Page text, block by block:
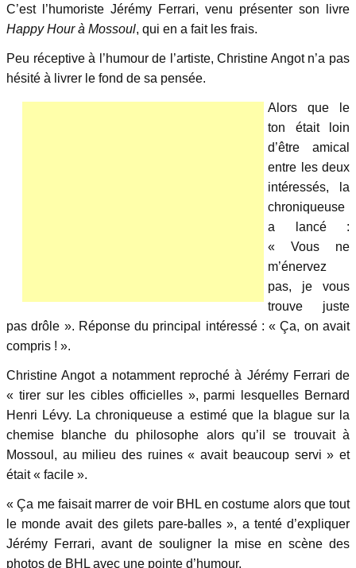
C’est l’humoriste Jérémy Ferrari, venu présenter son livre
Happy Hour à Mossoul, qui en a fait les frais.
Peu réceptive à l’humour de l’artiste, Christine Angot n’a pas
hésité à livrer le fond de sa pensée.
Alors que le
ton était loin
d’être amical
entre les deux
intéressés, la
chroniqueuse
a lancé :
« Vous ne
m’énervez
pas, je vous
trouve juste
pas drôle ». Réponse du principal intéressé : « Ça, on avait
compris ! ».
Christine Angot a notamment reproché à Jérémy Ferrari de
« tirer sur les cibles officielles », parmi lesquelles Bernard
Henri Lévy. La chroniqueuse a estimé que la blague sur la
chemise blanche du philosophe alors qu’il se trouvait à
Mossoul, au milieu des ruines « avait beaucoup servi » et
était « facile ».
« Ça me faisait marrer de voir BHL en costume alors que tout
le monde avait des gilets pare-balles », a tenté d’expliquer
Jérémy Ferrari, avant de souligner la mise en scène des
photos de BHL avec une pointe d’humour.